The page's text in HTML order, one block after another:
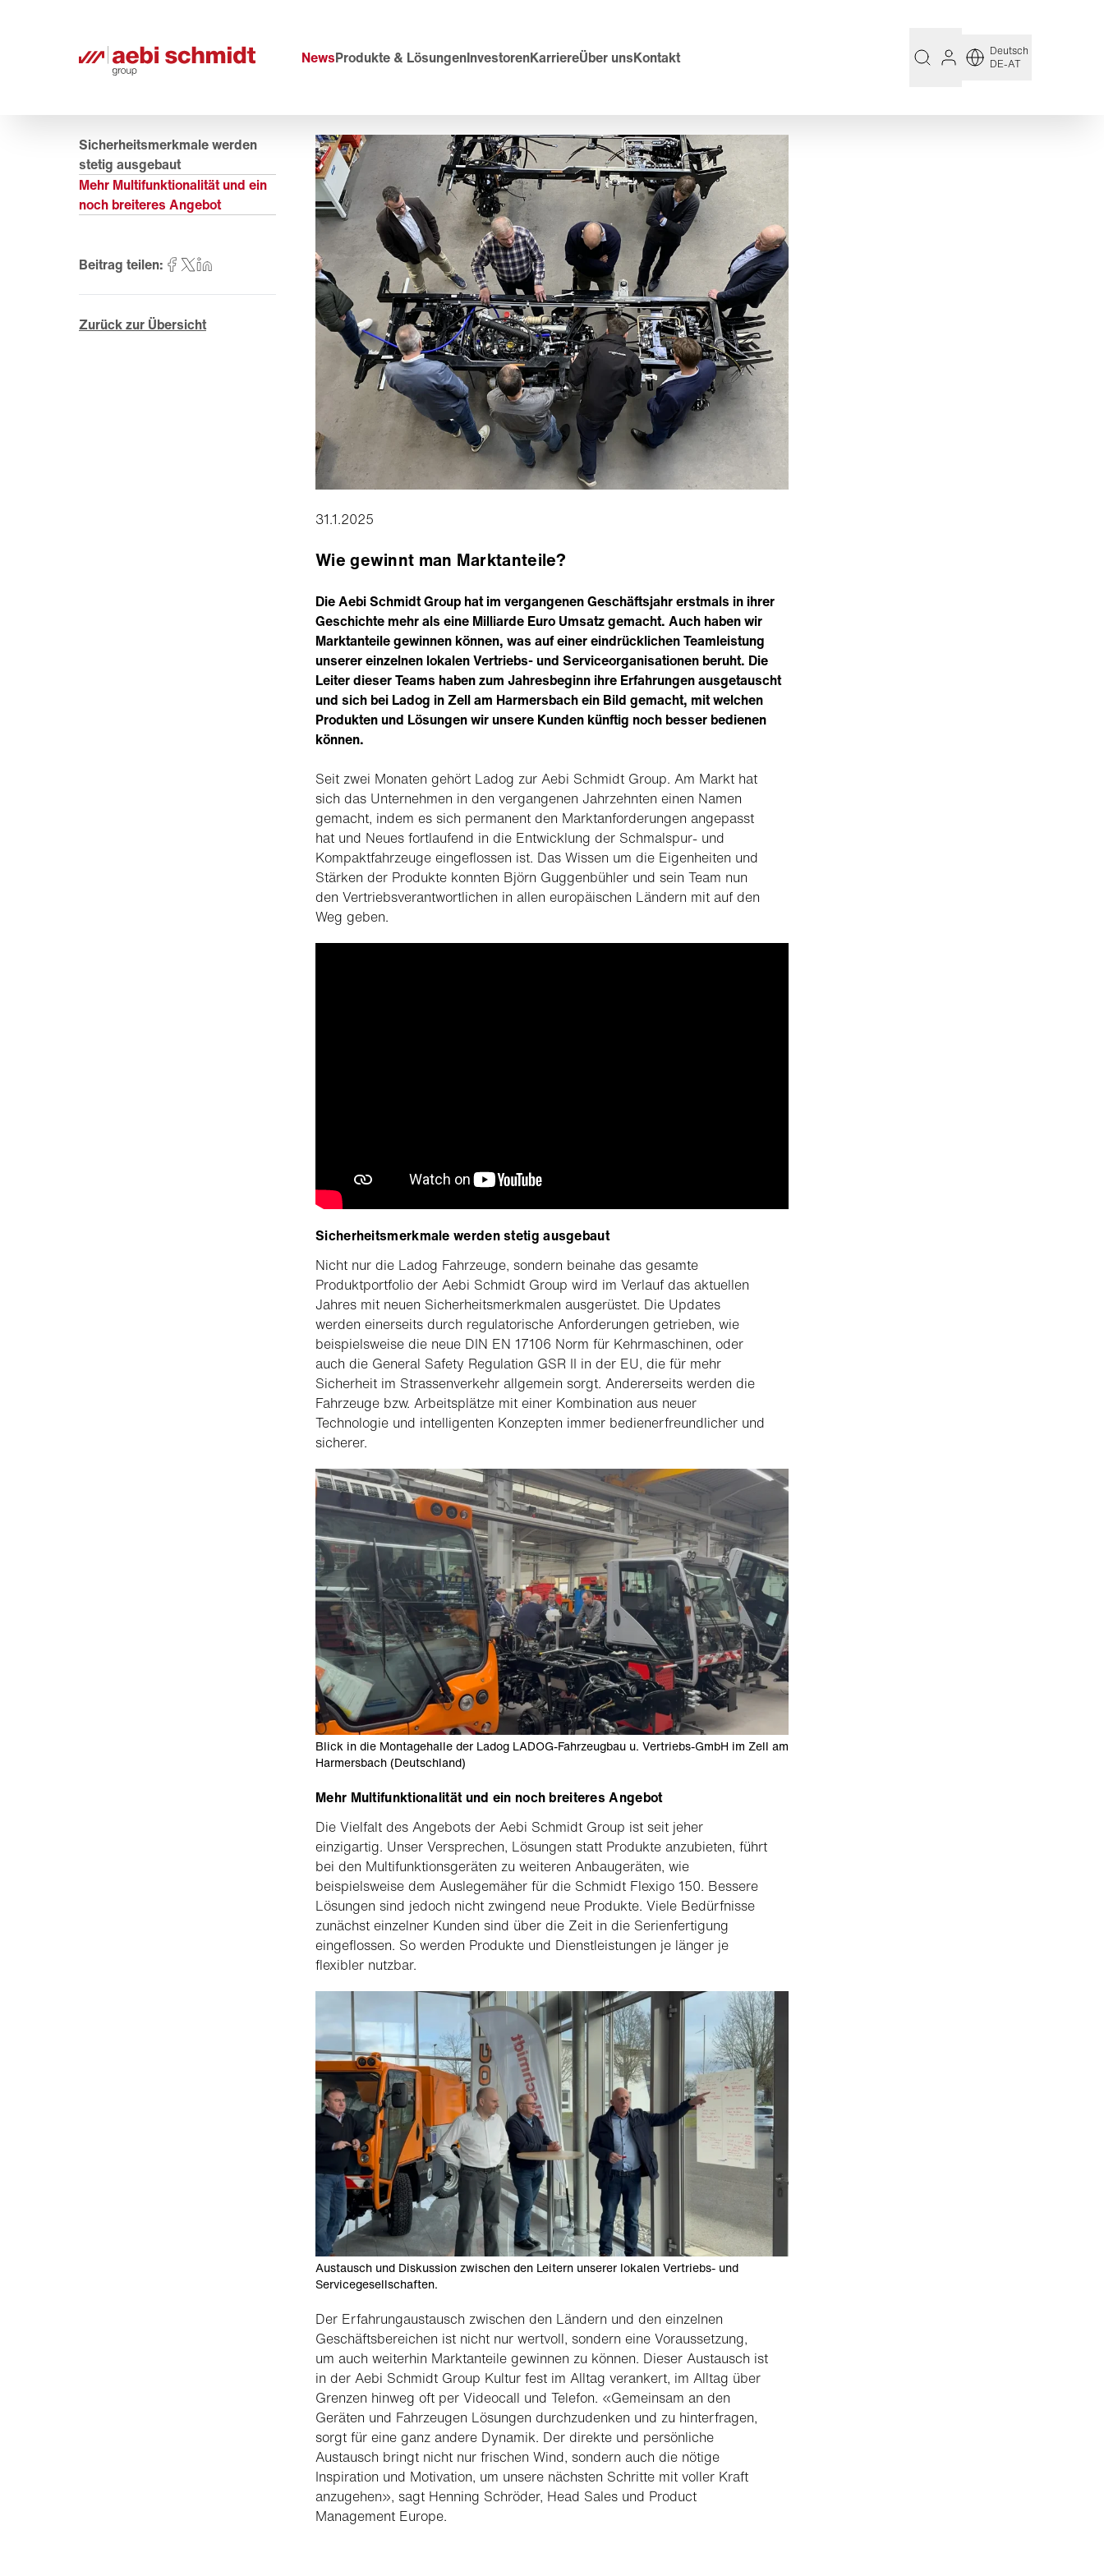
NewsProdukte & LösungenInvestorenKarriereÜber unsKontakt
Deutsch
DE-AT
Sicherheitsmerkmale werden
stetig ausgebaut
Mehr Multifunktionalität und ein
noch breiteres Angebot
Beitrag teilen:
Zurück zur Übersicht
31.1.2025
Wie gewinnt man Marktanteile?
Die Aebi Schmidt Group hat im vergangenen Geschäftsjahr erstmals in ihrer
Geschichte mehr als eine Milliarde Euro Umsatz gemacht. Auch haben wir
Marktanteile gewinnen können, was auf einer eindrücklichen Teamleistung
unserer einzelnen lokalen Vertriebs- und Serviceorganisationen beruht. Die
Leiter dieser Teams haben zum Jahresbeginn ihre Erfahrungen ausgetauscht
und sich bei Ladog in Zell am Harmersbach ein Bild gemacht, mit welchen
Produkten und Lösungen wir unsere Kunden künftig noch besser bedienen
können.
Seit zwei Monaten gehört Ladog zur Aebi Schmidt Group. Am Markt hat
sich das Unternehmen in den vergangenen Jahrzehnten einen Namen
gemacht, indem es sich permanent den Marktanforderungen angepasst
hat und Neues fortlaufend in die Entwicklung der Schmalspur- und
Kompaktfahrzeuge eingeflossen ist. Das Wissen um die Eigenheiten und
Stärken der Produkte konnten Björn Guggenbühler und sein Team nun
den Vertriebsverantwortlichen in allen europäischen Ländern mit auf den
Weg geben.
Sicherheitsmerkmale werden stetig ausgebaut
Nicht nur die Ladog Fahrzeuge, sondern beinahe das gesamte
Produktportfolio der Aebi Schmidt Group wird im Verlauf das aktuellen
Jahres mit neuen Sicherheitsmerkmalen ausgerüstet. Die Updates
werden einerseits durch regulatorische Anforderungen getrieben, wie
beispielsweise die neue DIN EN 17106 Norm für Kehrmaschinen, oder
auch die General Safety Regulation GSR II in der EU, die für mehr
Sicherheit im Strassenverkehr allgemein sorgt. Andererseits werden die
Fahrzeuge bzw. Arbeitsplätze mit einer Kombination aus neuer
Technologie und intelligenten Konzepten immer bedienerfreundlicher und
sicherer.
Blick in die Montagehalle der Ladog LADOG-Fahrzeugbau u. Vertriebs-GmbH im Zell am
Harmersbach (Deutschland)
Mehr Multifunktionalität und ein noch breiteres Angebot
Die Vielfalt des Angebots der Aebi Schmidt Group ist seit jeher
einzigartig. Unser Versprechen, Lösungen statt Produkte anzubieten, führt
bei den Multifunktionsgeräten zu weiteren Anbaugeräten, wie
beispielsweise dem Auslegemäher für die Schmidt Flexigo 150. Bessere
Lösungen sind jedoch nicht zwingend neue Produkte. Viele Bedürfnisse
zunächst einzelner Kunden sind über die Zeit in die Serienfertigung
eingeflossen. So werden Produkte und Dienstleistungen je länger je
flexibler nutzbar.
Austausch und Diskussion zwischen den Leitern unserer lokalen Vertriebs- und
Servicegesellschaften.
Der Erfahrungaustausch zwischen den Ländern und den einzelnen
Geschäftsbereichen ist nicht nur wertvoll, sondern eine Voraussetzung,
um auch weiterhin Marktanteile gewinnen zu können. Dieser Austausch ist
in der Aebi Schmidt Group Kultur fest im Alltag verankert, im Alltag über
Grenzen hinweg oft per Videocall und Telefon. «Gemeinsam an den
Geräten und Fahrzeugen Lösungen durchzudenken und zu hinterfragen,
sorgt für eine ganz andere Dynamik. Der direkte und persönliche
Austausch bringt nicht nur frischen Wind, sondern auch die nötige
Inspiration und Motivation, um unsere nächsten Schritte mit voller Kraft
anzugehen», sagt Henning Schröder, Head Sales und Product
Management Europe.